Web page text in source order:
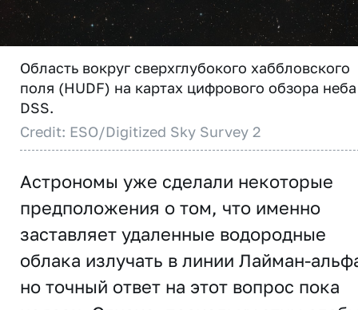
Область вокруг сверхглубокого хаббловского
поля (HUDF) на картах цифрового обзора неба
DSS.
Credit: ESO/Digitized Sky Survey 2
Астрономы уже сделали некоторые
предположения о том, что именно
заставляет удаленные водородные
облака излучать в линии Лайман-
но точный ответ на этот вопрос пока